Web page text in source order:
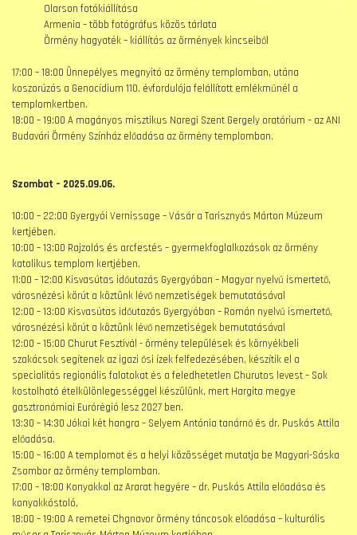
Olarson fotókiállítása
Armenia – több fotógráfus közös tárlata
Örmény hagyaték – kiállítás az örmények kincseiből
17:00 – 18:00 Ünnepélyes megnyitó az örmény templomban, utána
koszorúzás a Genocídium 110. évfordulója felállított emlékműnél a
templomkertben.
18:00 – 19:00 A magányos misztikus Naregi Szent Gergely oratórium – az ANI
Budavári Örmény Színház előadása az örmény templomban.
Szombat – 2025.09.06.
10:00 – 22:00 Gyergyói Vernissage – Vásár a Tarisznyás Márton Múzeum
kertjében.
10:00 – 13:00 Rajzolás és arcfestés – gyermekfoglalkozások az örmény
katolikus templom kertjében.
11:00 – 12:00 Kisvasútas időutazás Gyergyóban – Magyar nyelvű ismertető,
városnézési körút a köztünk lévő nemzetiségek bemutatásával
12:00 – 13:00 Kisvasútas időutazás Gyergyóban – Román nyelvű ismertető,
városnézési körút a köztünk lévő nemzetiségek bemutatásával
12:00 – 15:00 Churut Fesztivál - örmény települések és környékbeli
szakácsok segítenek az igazi ősi ízek felfedezésében, készítik el a
specialitás regionális falatokat és a feledhetetlen Churutos levest – Sok
kostolható ételkülönlegességgel készülünk, mert Hargita megye
gasztronómiai Eurórégió lesz 2027 ben.
13:30 – 14:30 Jókai két hangra – Selyem Antónia tanárnő és dr. Puskás Attila
előadása.
15:00 – 16:00 A templomot és a helyi közösséget mutatja be Magyari-Sáska
Zsombor az örmény templomban.
17:00 – 18:00 Konyakkal az Ararat hegyére – dr. Puskás Attila előadása és
konyakkóstoló,
18:00 – 19:00 A remetei Chgnavor örmény táncosok előadása – kulturális